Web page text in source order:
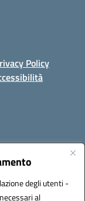
degli utenti -
al
Policy